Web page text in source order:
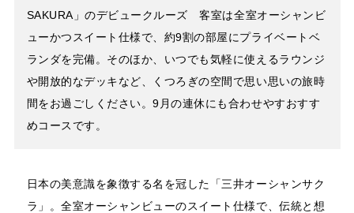
SAKURA」のデビュークルーズ 客室は全室オーシャンビ
ューかつスイート仕様で、約9割の部屋にプライベートベ
ランダを完備。そのほか、いつでも気軽に使えるラウンジ
や開放的なデッキなど、くつろぎの空間で思い思いの旅時
間をお過ごしください。9月の連休にも合わせやすおすす
めコースです。
日本の美意識を象徴する名を冠した「三井オーシャンサク
ラ」。全室オーシャンビューのスイート仕様で、伝統と想